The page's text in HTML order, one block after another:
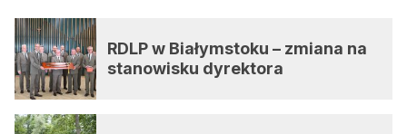
RDLP w Białymstoku – zmiana na
stanowisku dyrektora